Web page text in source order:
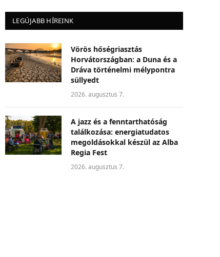
LEGÚJABB HÍREINK
Vörös hőségriasztás
Horvátországban: a Duna és a
Dráva történelmi mélypontra
süllyedt
2026. augusztus 7.
A jazz és a fenntarthatóság
találkozása: energiatudatos
megoldásokkal készül az Alba
Regia Fest
2026. augusztus 7.